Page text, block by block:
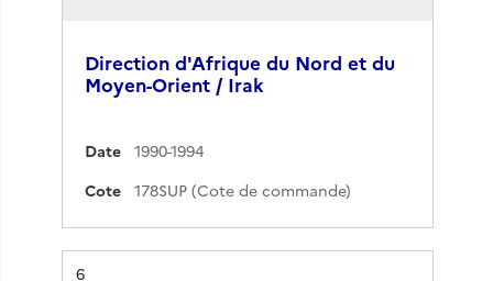
Direction d'Afrique du Nord et du
Moyen-Orient / Irak
Date
1990-1994
Cote
178SUP (Cote de commande)
Résultat n°
6